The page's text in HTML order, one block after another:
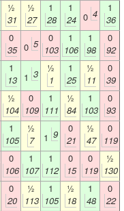
½
31
½
27
1
28
1
24 0 4
1
36
0
35 0 5
0
103
1
106
1
98
0
92
1
13
1 3
½
1
1
25
½
11
0
39
½
104
0
109
1
111
½
84
1
103
0
93
1
105
½
7
1 9
0
21
½
47
0
119
0
106
1
107
1
112
0
15
0
119
½
130
0
20
½
113
1
105
½
18
1
48
0
22